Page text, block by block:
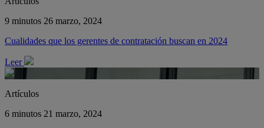
9 minutos 26 marzo, 2024
Cualidades que los gerentes de contratación buscan en 2024
Leer
Artículos
6 minutos 21 marzo, 2024